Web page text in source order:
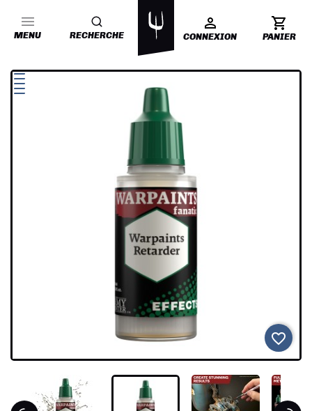
MENU RECHERCHE CONNEXION PANIER
favorite_border